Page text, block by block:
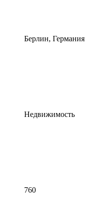
Берлин, Германия
Недвижимость
760